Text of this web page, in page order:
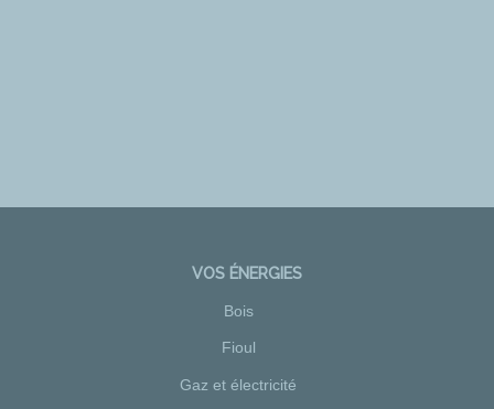
VOS ÉNERGIES
Bois
Fioul
Gaz et électricité